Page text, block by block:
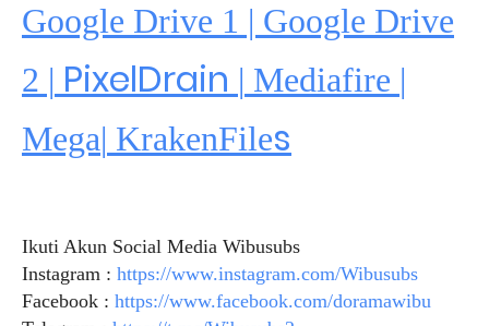
Google Drive 1 | Google Drive
2 | PixelDrain | Mediafire |
Mega| KrakenFiles
Ikuti Akun Social Media Wibusubs
Instagram : https://www.instagram.com/Wibusubs
Facebook : https://www.facebook.com/doramawibu